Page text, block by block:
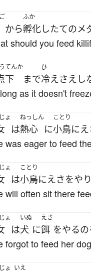
から
ふか
孵化したてのメ
should you feed
てんか
下 まで
ひ
冷えさえ し
as it doesn't
ょ
は
ねっしん
熱心 に
ことり
小鳥に
was eager to feed
ょ
は
ことり
小鳥にえさをやり
will often sit there
ょ
は
いぬ
犬 に
えさ
餌 をやるの
forgot to feed her
ょ いえ